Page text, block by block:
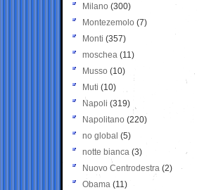
Milano (300)
Montezemolo (7)
Monti (357)
moschea (11)
Musso (10)
Muti (10)
Napoli (319)
Napolitano (220)
no global (5)
notte bianca (3)
Nuovo Centrodestra (2)
Obama (11)